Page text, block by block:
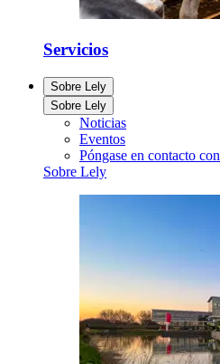
Servicios
Sobre Lely
Sobre Lely
Noticias
Eventos
Póngase en contacto con
Sobre Lely